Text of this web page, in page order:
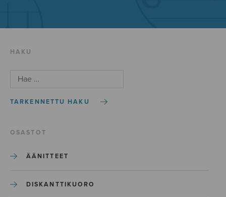
HAKU
TARKENNETTU HAKU
OSASTOT
ÄÄNITTEET
DISKANTTIKUORO